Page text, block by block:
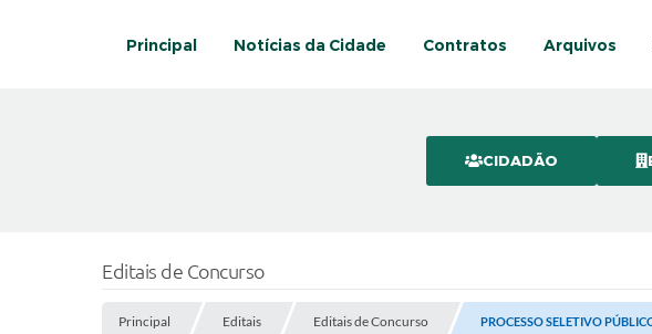
Principal Notícias da Cidade Contratos Arquivos
CIDADÃO
Editais de Concurso
Principal Editais Editais de Concurso PROCESSO SELETIVO